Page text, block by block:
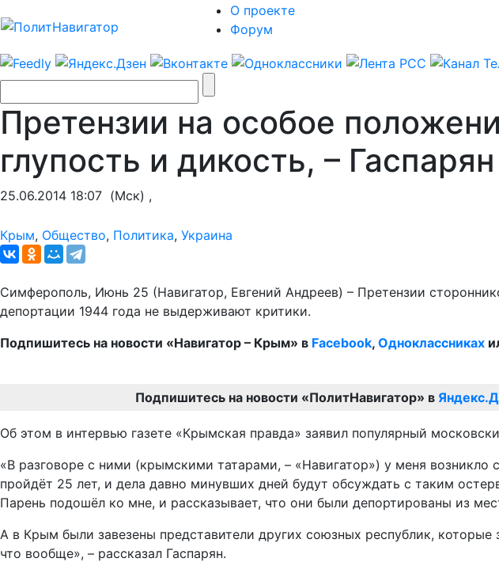
О проекте
Форум
Претензии на особое
глупость и дикость, – Гаспарян
25.06.2014 18:07 (Мск) ,
Крым, Общество, Политика, Украина
Симферополь, Июнь 25 (Навигатор, Евгений Андреев) – Претензии
депортации 1944 года не выдерживают критики.
Подпишитесь на новости «Навигатор – Крым» в Facebook, Одноклассниках
Подпишитесь на новости «ПолитНавигатор» в
Об этом в интервью газете «Крымская правда» заявил популярный
«В разговоре с ними (крымскими татарами, – «Навигатор») у меня
пройдёт 25 лет, и дела давно минувших дней будут обсуждать с таким
Парень подошёл ко мне, и рассказывает, что они были депортированы из
А в Крым были завезены представители других союзных республик,
что вообще», – рассказал Гаспарян.